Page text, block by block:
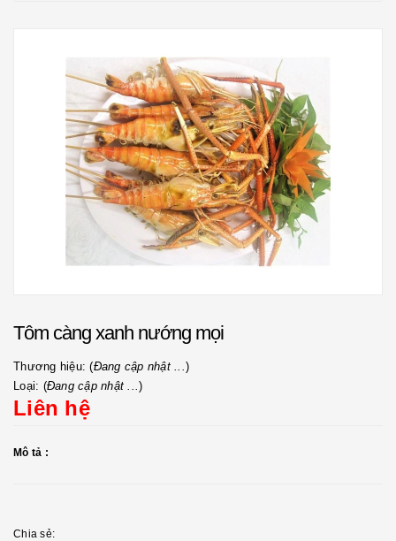
Tôm càng xanh nướng mọi
Thương hiệu: (Đang cập nhật ...)
Loại: (Đang cập nhật ...)
Liên hệ
Mô tả :
Chia sẻ: